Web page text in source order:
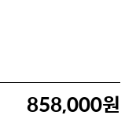
858,000원